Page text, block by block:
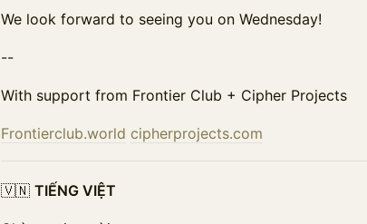
We look forward to seeing you on Wednesday!
--
With support from Frontier Club + Cipher Projects
Frontierclub.world cipherprojects.com
🇻🇳 TIẾNG VIỆT